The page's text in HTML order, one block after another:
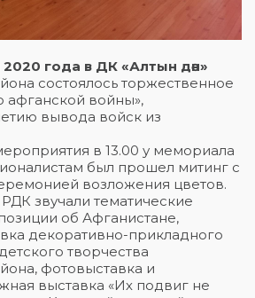
2020 года в ДК «Алтын дән»
состоялось торжественное
афганской войны»,
вывода войск из
в 13.00 у мемориала
был прошел митинг с
возложения цветов.
звучали тематические
об Афганистане,
декоративно-прикладного
творчества
фотовыставка и
выставка «Их подвиг не